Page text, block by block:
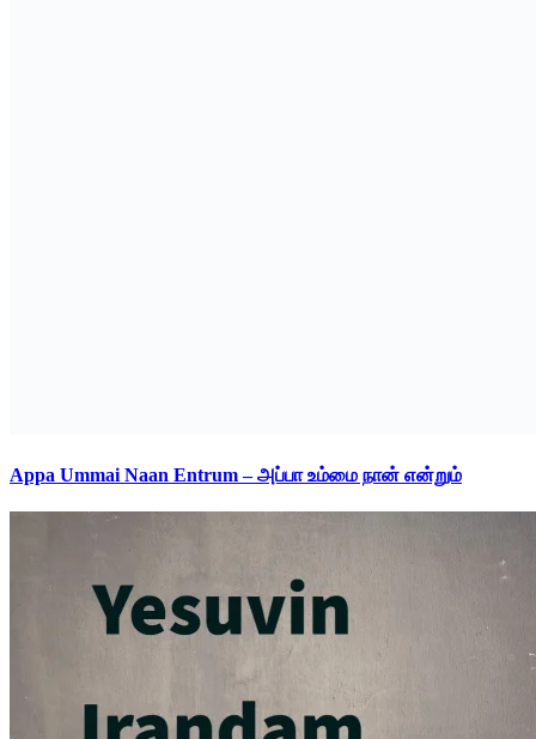
Appa Ummai Naan Entrum – அப்பா உம்மை நான் என்றும்